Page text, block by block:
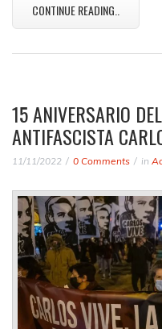
CONTINUE READING..
15 ANIVERSARIO
ANTIFASCISTA
11/11/2022 0 Comments in